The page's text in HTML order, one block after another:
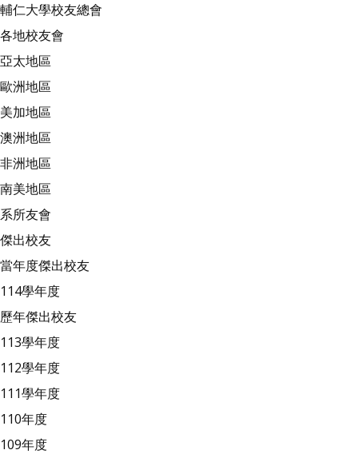
輔仁大學校友總會
各地校友會
亞太地區
歐洲地區
美加地區
澳洲地區
非洲地區
南美地區
系所友會
傑出校友
當年度傑出校友
114學年度
歷年傑出校友
113學年度
112學年度
111學年度
110年度
109年度